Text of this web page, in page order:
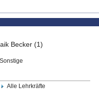
Becker (1)
Sonstige
Alle Lehrkräfte